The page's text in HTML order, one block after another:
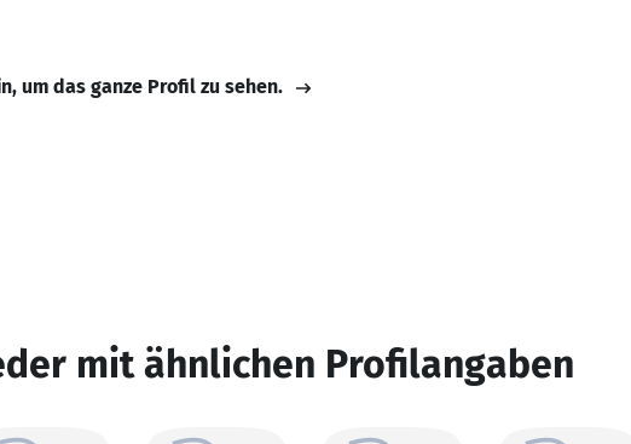
um das ganze Profil zu sehen.
mit ähnlichen Profilangaben